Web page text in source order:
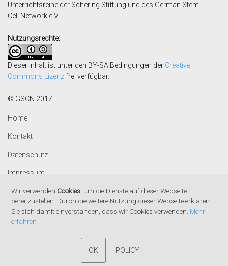
Unterrichtsreihe der Schering Stiftung und des German Stem
Cell
Network e.V.
Nutzungsrechte:
Dieser Inhalt ist unter den BY-SA Bedingungen der Creative
Commons Lizenz frei verfügbar.
© GSCN 2017
Home
Kontakt
Datenschutz
Impressum
Wir verwenden Cookies , um die Dienste auf dieser Webseite
bereitzustellen. Durch die weitere Nutzung dieser Webseite erklären
Sie sich damit einverstanden, dass wir Cookies verwenden. Mehr
erfahren
OK POLICY